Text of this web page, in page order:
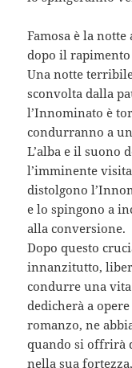
Famosa è la
dopo il
Una notte
sconvolta dalla
l’Innominato è
condurranno a
L’alba e il suono
l’imminente
distolgono
e lo spingono a
alla conversione.
Dopo questo
innanzitutto,
condurre una vita
dedicherà a
romanzo, ne
quando si offrirà
nella sua